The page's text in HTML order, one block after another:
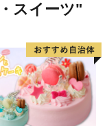
め、漁具類に込
、日本海が一望
市のグルメを堪
多くの観光客に
スイーツ"